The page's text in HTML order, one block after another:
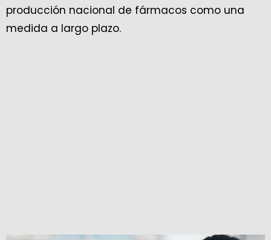
producción nacional de fármacos como una
medida a largo plazo.